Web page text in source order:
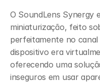
O SoundLens Synergy
miniaturização, feito
perfeitamente no
dispositivo era
oferecendo uma
inseguros em usar